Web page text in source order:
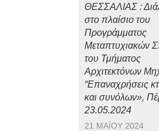
ΘΕΣΣΑΛΙΑΣ :
στο πλαίσιο του
Προγράμματος
Μεταπτυχιακών
του Τμήματος
Αρχιτεκτόνων
“Επαναχρήσεις
και συνόλων»,
23.05.2024
21 ΜΑΪ́ΟΥ 2024